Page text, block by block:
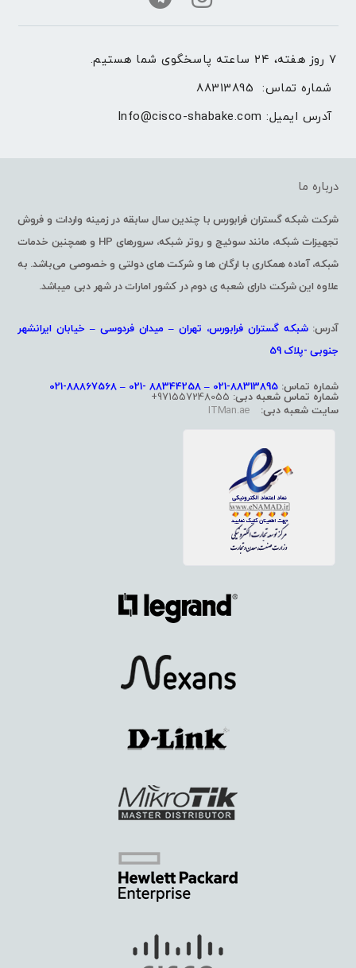
۷ روز هفته، ۲۴ ساعته پاسخگوی شما هستیم.
شماره تماس: 88313895
آدرس ایمیل: Info@cisco-shabake.com
درباره ما
شرکت شبکه گستران فرابورس با چندین سال سابقه در زمینه واردات و فروش
تجهیزات شبکه، مانند سوئیچ و روتر شبکه، سرورهای HP و همچنین خدمات
شبکه، آماده همکاری با ارگان ها و شرکت های دولتی و خصوصی می‌باشد. به
علاوه این شرکت دارای شعبه ی دوم در کشور امارات در شهر دبی میباشد.
آدرس:شبکه گستران فرابورس، تهران – میدان فردوسی – خیابان ایرانشهر
جنوبی -پلاک 59
شماره تماس: 88313895-021 – 88344258 -021 – 88867568-021
شماره تماس شعبه دبی:
سایت شعبه دبی: ITMan.ae